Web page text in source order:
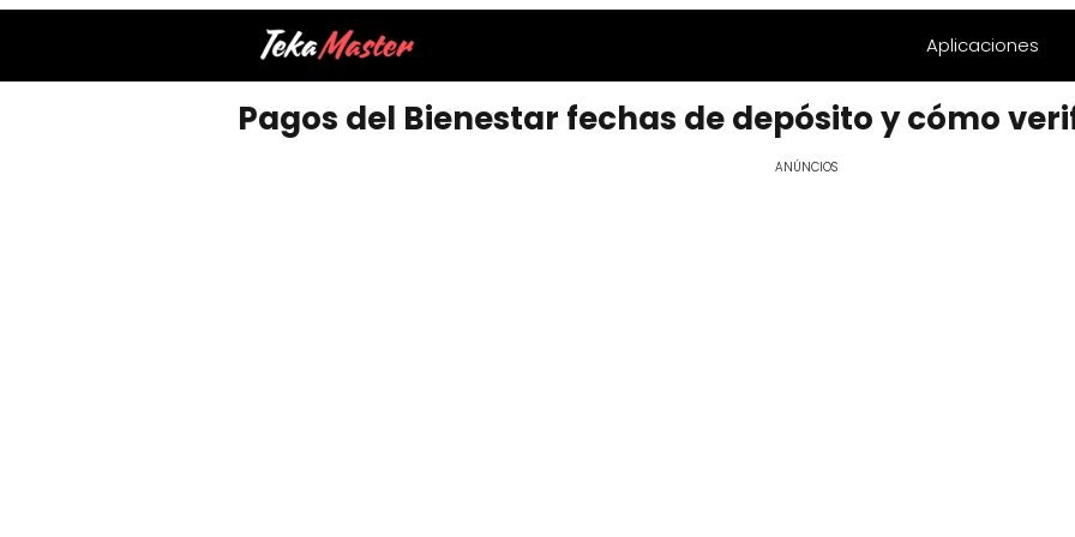
Aplicaciones
Pagos del Bienestar fechas de depósito y cómo
ANÚNCIOS